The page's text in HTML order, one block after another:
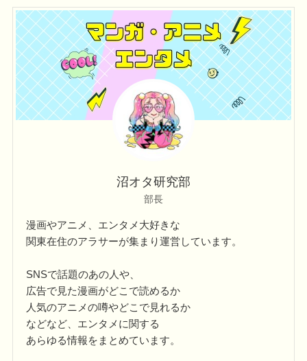
リ
ー
沼オタ研究部
部長
漫画やアニメ、エンタメ大好きな
関東在住のアラサーが集まり運営しています。
SNSで話題のあの人や、
広告で見た漫画がどこで読めるか
人気のアニメの噂やどこで見れるか
などなど、エンタメに関する
あらゆる情報をまとめています。